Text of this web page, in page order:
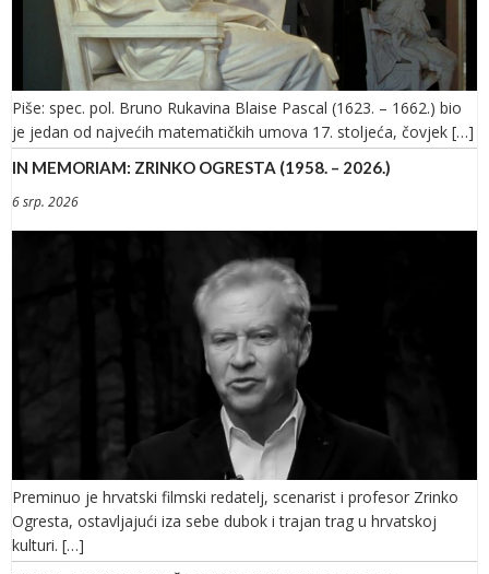
Piše: spec. pol. Bruno Rukavina Blaise Pascal (1623. – 1662.) bio
je jedan od najvećih matematičkih umova 17. stoljeća, čovjek […]
IN MEMORIAM: ZRINKO OGRESTA (1958. – 2026.)
6 srp. 2026
Preminuo je hrvatski filmski redatelj, scenarist i profesor Zrinko
Ogresta, ostavljajući iza sebe dubok i trajan trag u hrvatskoj
kulturi. […]